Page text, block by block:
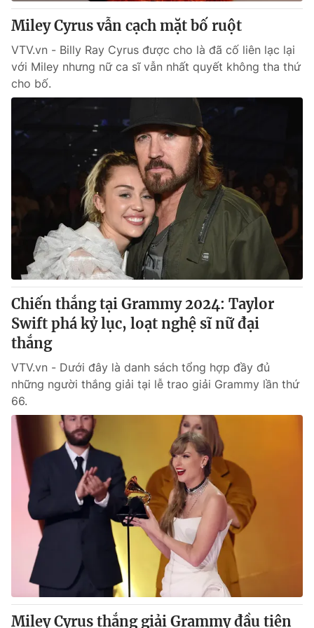
thuận bằng văn bản. Ghi rõ nguồn VTV.vn khi phát hành lại
thông tin từ website này.
Miley Cyrus vẫn cạch mặt bố ruột
VTV.vn - Billy Ray Cyrus được cho là đã cố liên lạc lại
với Miley nhưng nữ ca sĩ vẫn nhất quyết không tha thứ
cho bố.
Chiến thắng tại Grammy 2024: Taylor
Swift phá kỷ lục, loạt nghệ sĩ nữ đại
thắng
VTV.vn - Dưới đây là danh sách tổng hợp đầy đủ
những người thắng giải tại lễ trao giải Grammy lần thứ
66.
Miley Cyrus thắng giải Grammy đầu tiên